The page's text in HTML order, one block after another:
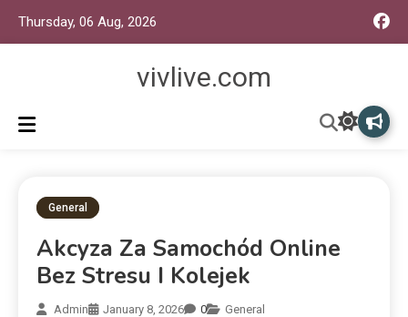
Thursday, 06 Aug, 2026
vivlive.com
General
Akcyza Za Samochód Online
Bez Stresu I Kolejek
Admin January 8, 2026 0 General